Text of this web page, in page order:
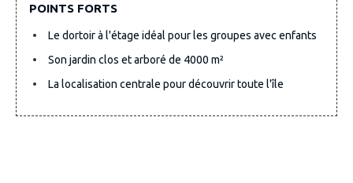
POINTS FORTS
Le dortoir à l'étage idéal pour les groupes avec enfants
Son jardin clos et arboré de 4000 m²
La localisation centrale pour découvrir toute l'île